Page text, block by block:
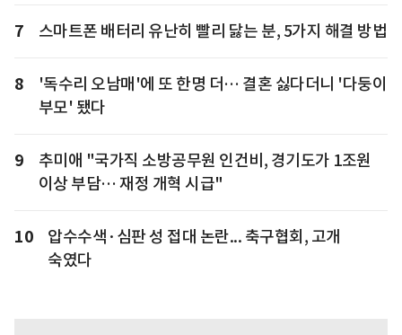
7 스마트폰 배터리 유난히 빨리 닳는 분, 5가지 해결 방법
8
'독수리 오남매'에 또 한명 더… 결혼 싫다더니 '다둥이
부모' 됐다
9
추미애 "국가직 소방공무원 인건비, 경기도가 1조원
이상 부담… 재정 개혁 시급"
10
압수수색·심판 성 접대 논란... 축구협회, 고개
숙였다